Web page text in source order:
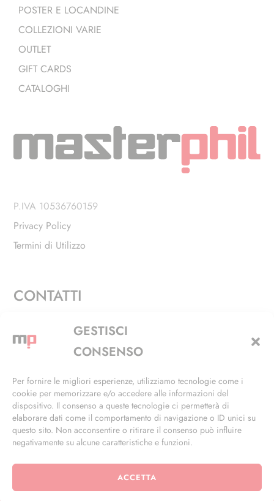
GESTISCI
CONSENSO
Per fornire le migliori esperienze, utilizziamo tecnologie come i
cookie per memorizzare e/o accedere alle informazioni del
dispositivo. Il consenso a queste tecnologie ci permetterà di
elaborare dati come il comportamento di navigazione o ID unici su
questo sito. Non acconsentire o ritirare il consenso può influire
negativamente su alcune caratteristiche e funzioni.
ACCETTA
POSTER E LOCANDINE
COLLEZIONI VARIE
OUTLET
GIFT CARDS
CATALOGHI
P.IVA 10536760159
Privacy Policy
Termini di Utilizzo
CONTATTI
Via Alfieri, 27 - Trezzano Sul Naviglio (MI)
+39 02 4846 3155
info@masterphil.it